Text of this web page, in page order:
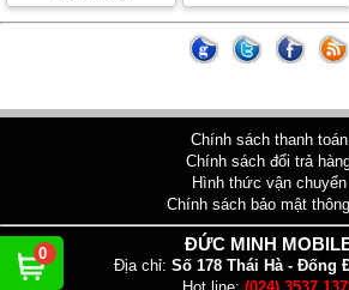
0
Chính sách thanh toán
Chính sách đổi trả
Hình thức vận chuyển
Chính sách bảo mật
ĐỨC MINH
Địa chỉ: Số 178 Thái Hà - Đống